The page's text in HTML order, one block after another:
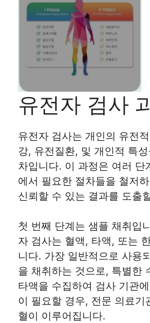
유전자 검사
유전자 검사는 개인의 유전
강, 유전질환, 및 개인적 특
차입니다. 이 과정은 여러 단
에서 필요한 절차들을 철저
신뢰할 수 있는 결과를 도출
첫 번째 단계는 샘플 채취입
자 검사는 혈액, 타액, 또는
니다. 가장 일반적으로 사용
을 채취하는 것으로, 특별한
타액을 수집하여 검사 기관
이 필요할 경우, 전문 의료기
혈이 이루어집니다.